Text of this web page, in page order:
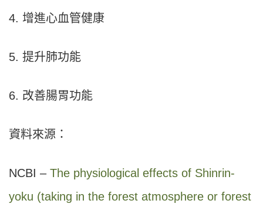
4. 增進心血管健康
5. 提升肺功能
6. 改善腸胃功能
資料來源：
NCBI – The physiological effects of Shinrin-
yoku (taking in the forest atmosphere or forest